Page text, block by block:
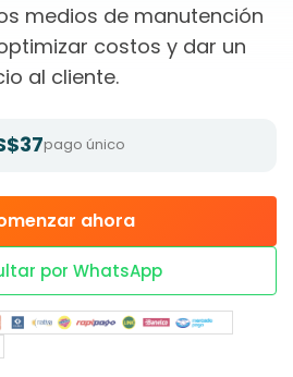
medios de manutención
costos y dar un
al cliente.
pago único
ahora
por WhatsApp